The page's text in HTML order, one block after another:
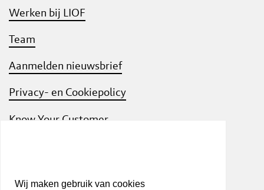
Wij maken gebruik van cookies
Werken bij LIOF
Team
Aanmelden nieuwsbrief
Privacy- en Cookiepolicy
Know Your Customer